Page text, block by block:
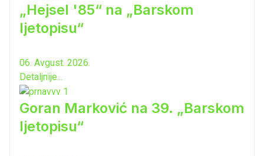
„Hejsel '85“ na „Barskom
ljetopisu“
06. Avgust. 2026.
Detaljnije...
Goran Marković na 39. „Barskom
ljetopisu“